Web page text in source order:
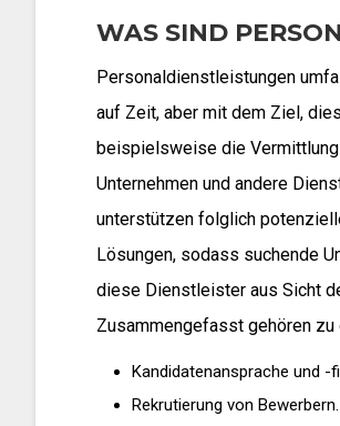
WAS SIND
Personaldienstleistungen
auf Zeit, aber mit dem Ziel,
beispielsweise die
Unternehmen und andere
unterstützen folglich
Lösungen, sodass suchende
diese Dienstleister aus Sicht
Zusammengefasst gehören
Kandidatenansprache und -
Rekrutierung von Bewerbern.